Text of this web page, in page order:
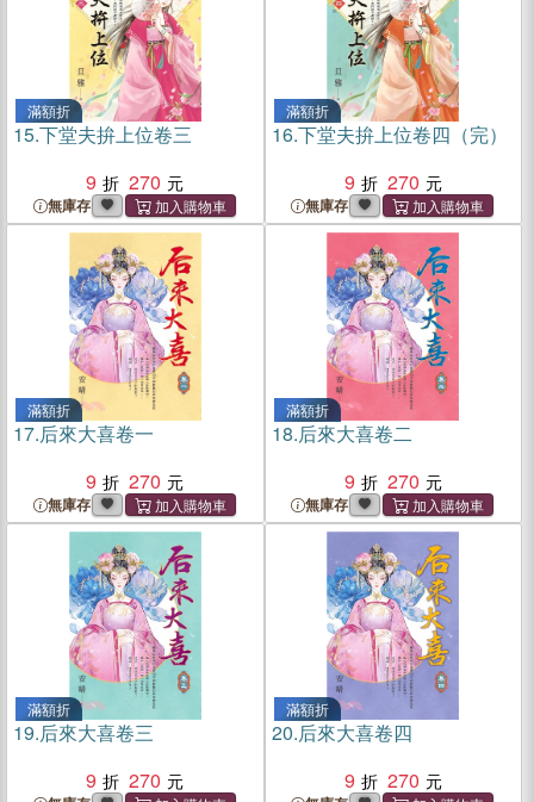
滿額折
15.下堂夫拚上位卷三
9
270
無庫存
滿額折
16.下堂夫拚上位卷四（完）
9
270
無庫存
滿額折
17.后來大喜卷一
9
270
無庫存
滿額折
18.后來大喜卷二
9
270
無庫存
滿額折
19.后來大喜卷三
9
270
滿額折
20.后來大喜卷四
9
270